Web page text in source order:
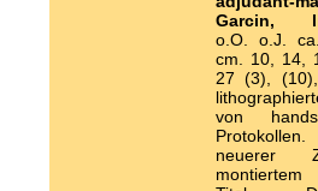
Garcin,
o.O. o.J.
cm. 10, 14,
27 (3),
von
Protokollen.
neuerer